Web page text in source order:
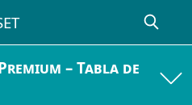
– Tabla de